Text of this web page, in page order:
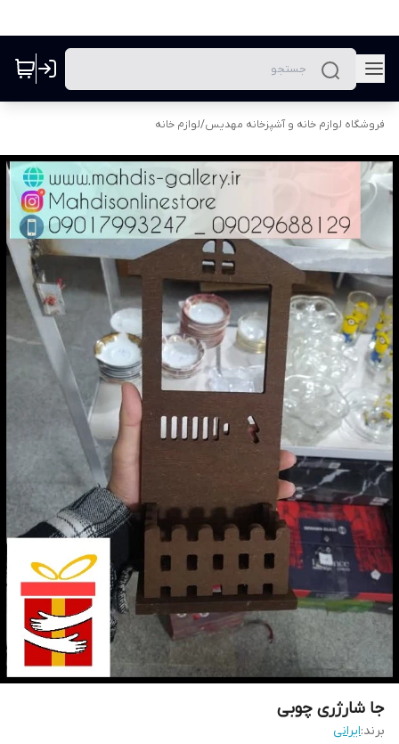
فروشگاه لوازم خانه و آشپزخانه مهدیس/لوازم خانه
جا شارژری چوبی
برند:ایرانی